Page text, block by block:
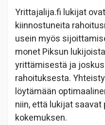
Yrittajalija.fi lukijat
kiinnostuneita
usein myös
monet Piksun
yrittämisestä ja
rahoituksesta.
löytämään
niin, että lukijat
kokemuksen.